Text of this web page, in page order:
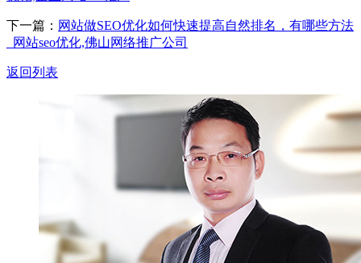
下一篇： 网站做SEO优化如何快速提高自然排名，有哪些方法
_网站seo优化,佛山网络推广公司
返回列表